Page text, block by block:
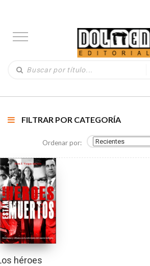
FILTRAR POR CATEGORÍA
Ordenar por:
héroes